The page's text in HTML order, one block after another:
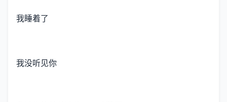
我睡着了
我没听见你